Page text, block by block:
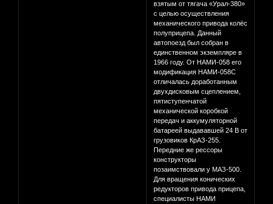
взятым от тягача «Урал-380»
с целью осуществления
механического привода колёс
полуприцепа. Данный
автопоезд был собран в
единственном экземпляре в
1966 году. От НАМИ-058 его
модификация НАМИ-058С
отличалась доработанным
двухдисковым сцеплением,
пятиступенчатой
механической коробкой
передач и аккумуляторной
батареей выдававшей 24 В от
грузовиков КрАЗ-255.
Передние же рессоры
конструкторы
позаимствовали у МАЗ-500.
Для вращения конических
редукторов привода прицепа,
специалисты НАМИ